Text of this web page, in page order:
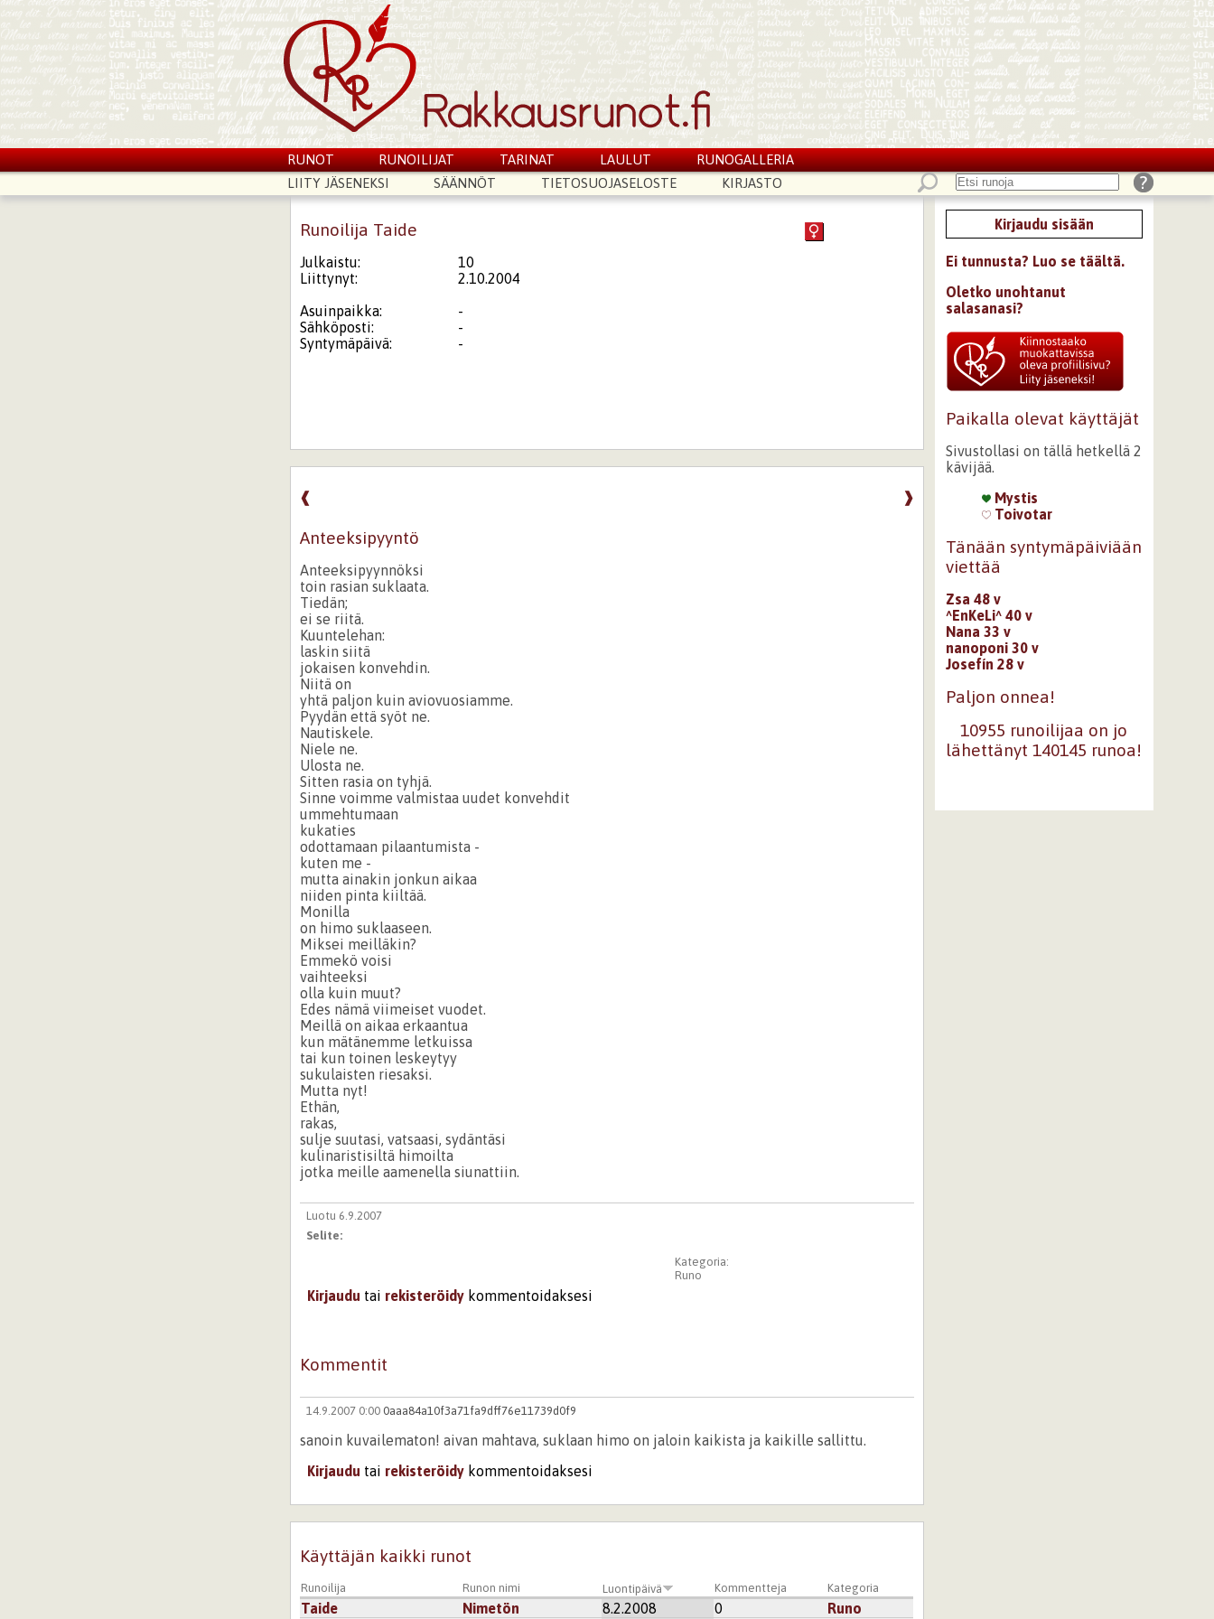
RUNOT RUNOILIJAT TARINAT LAULUT
RUNOGALLERIA
LIITY JÄSENEKSI
SÄÄNNÖT TIETOSUOJASELOSTE KIRJASTO
Runoilija Taide
Julkaistu:
10
Liittynyt:
2.10.2004
Asuinpaikka:
-
Sähköposti:
-
Syntymäpäivä:
-
❱
❰
Anteeksipyyntö
Anteeksipyynnöksi
toin rasian suklaata.
Tiedän;
ei se riitä.
Kuuntelehan:
laskin siitä
jokaisen konvehdin.
Niitä on
yhtä paljon kuin aviovuosiamme.
Pyydän että syöt ne.
Nautiskele.
Niele ne.
Ulosta ne.
Sitten rasia on tyhjä.
Sinne voimme valmistaa uudet konvehdit
ummehtumaan
kukaties
odottamaan pilaantumista -
kuten me -
mutta ainakin jonkun aikaa
niiden pinta kiiltää.
Monilla
on himo suklaaseen.
Miksei meilläkin?
Emmekö voisi
vaihteeksi
olla kuin muut?
Edes nämä viimeiset vuodet.
Meillä on aikaa erkaantua
kun mätänemme letkuissa
tai kun toinen leskeytyy
sukulaisten riesaksi.
Mutta nyt!
Ethän,
rakas,
sulje suutasi, vatsaasi, sydäntäsi
kulinaristisiltä himoilta
jotka meille aamenella siunattiin.
Luotu 6.9.2007
Selite:
Kategoria:
Runo
Kirjaudu tai rekisteröidy kommentoidaksesi
Kommentit
14.9.2007 0:00 0aaa84a10f3a71fa9dff76e11739d0f9
sanoin kuvailematon! aivan mahtava, suklaan himo on jaloin kaikista ja kaikille sallittu.
Kirjaudu tai rekisteröidy kommentoidaksesi
Käyttäjän kaikki runot
Runoilija Runon nimi Luontipäivä Kommentteja Kategoria
Taide Nimetön 8.2.2008 0
Runo
Kirjaudu sisään
Ei tunnusta? Luo se täältä.
Oletko unohtanut
salasanasi?
Paikalla olevat käyttäjät
Sivustollasi on tällä hetkellä 2
kävijää.
Mystis
Toivotar
Tänään syntymäpäiviään
viettää
Zsa 48 v
^EnKeLi^ 40 v
Nana 33 v
nanoponi 30 v
Josefín 28 v
Paljon onnea!
10955 runoilijaa on jo
lähettänyt 140145 runoa!